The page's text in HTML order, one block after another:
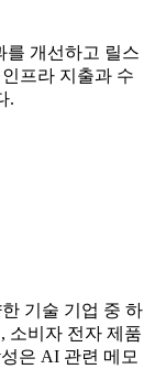
를 개선하고 릴스
프라 지출과 수
.
기술 기업 중 하
소비자 전자 제품
은 AI 관련 메모